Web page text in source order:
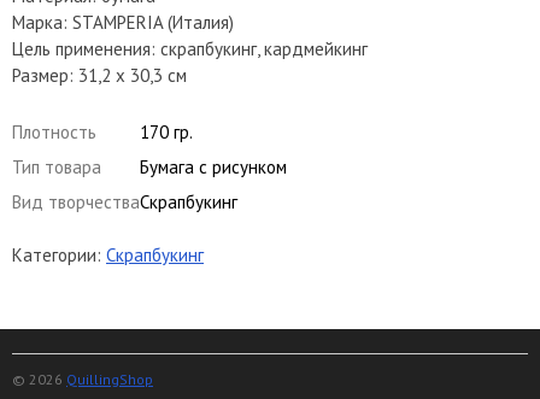
Марка: STAMPERIA (Италия)
Цель применения: скрапбукинг, кардмейкинг
Размер: 31,2 х 30,3 см
Плотность
170 гр.
Тип товара
Бумага с рисунком
Вид творчестваСкрапбукинг
Категории: Скрапбукинг
© 2026 QuillingShop